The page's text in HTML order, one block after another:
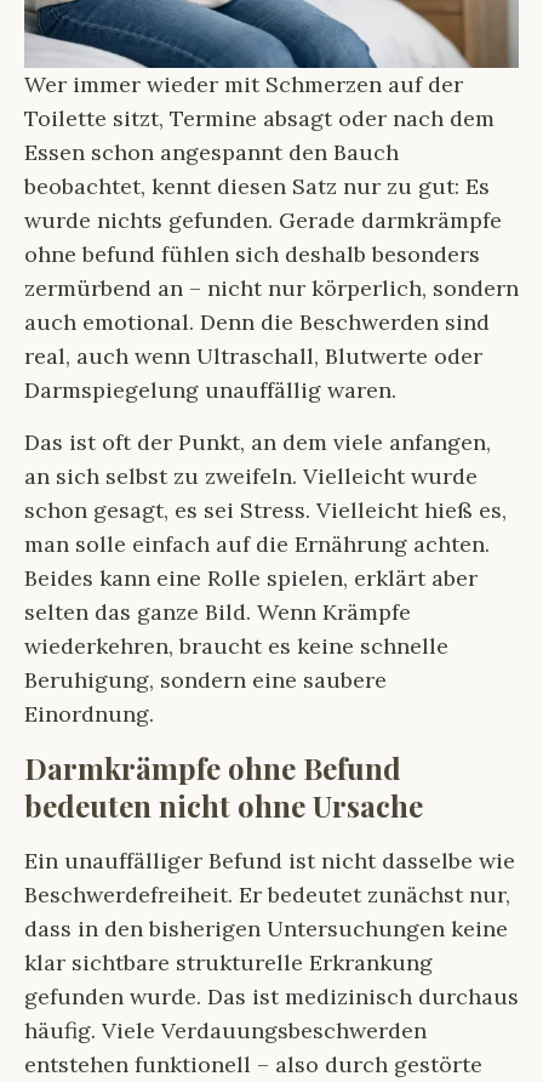
Wer immer wieder mit Schmerzen auf der
Toilette sitzt, Termine absagt oder nach dem
Essen schon angespannt den Bauch
beobachtet, kennt diesen Satz nur zu gut: Es
wurde nichts gefunden. Gerade darmkrämpfe
ohne befund fühlen sich deshalb besonders
zermürbend an – nicht nur körperlich, sondern
auch emotional. Denn die Beschwerden sind
real, auch wenn Ultraschall, Blutwerte oder
Darmspiegelung unauffällig waren.
Das ist oft der Punkt, an dem viele anfangen,
an sich selbst zu zweifeln. Vielleicht wurde
schon gesagt, es sei Stress. Vielleicht hieß es,
man solle einfach auf die Ernährung achten.
Beides kann eine Rolle spielen, erklärt aber
selten das ganze Bild. Wenn Krämpfe
wiederkehren, braucht es keine schnelle
Beruhigung, sondern eine saubere
Einordnung.
Darmkrämpfe ohne Befund
bedeuten nicht ohne Ursache
Ein unauffälliger Befund ist nicht dasselbe wie
Beschwerdefreiheit. Er bedeutet zunächst nur,
dass in den bisherigen Untersuchungen keine
klar sichtbare strukturelle Erkrankung
gefunden wurde. Das ist medizinisch durchaus
häufig. Viele Verdauungsbeschwerden
entstehen funktionell – also durch gestörte